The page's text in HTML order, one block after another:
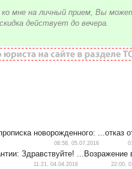
ко мне на личный прием, Вы
действует до вечера.
новорожденного: ...
08:58, 05.07.2016
отказ
Здравствуйте! ...
11:21, 04.04.2016
Возражение
22:00,